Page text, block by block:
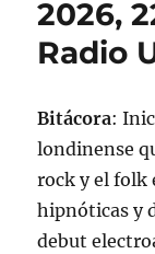
2026,
Radio
Bitácora:
londinense
rock y el folk
hipnóticas y
debut